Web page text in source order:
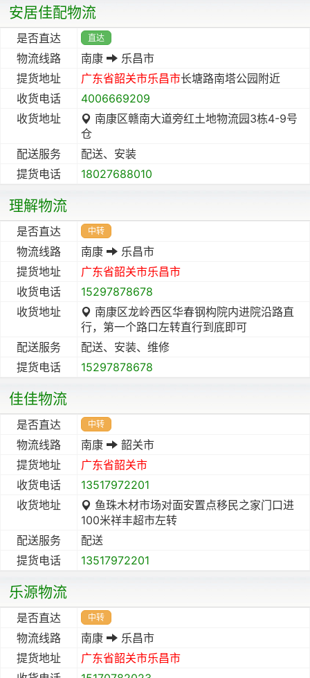
安居佳配物流
是否直达 直达
物流线路 南康
乐昌市
提货地址
广东省韶关市乐昌市长塘路南塔公园附近
收货电话
4006669209
收货地址
南康区赣南大道旁红土地物流园3栋4-9号
仓
配送服务
配送、安装
提货电话
18027688010
理解物流
是否直达 中转
物流线路 南康
乐昌市
提货地址
广东省韶关市乐昌市
收货电话
15297878678
收货地址
南康区龙岭西区华春钢构院内进院沿路直
行，第一个路口左转直行到底即可
配送服务
配送、安装、维修
提货电话
15297878678
佳佳物流
是否直达 中转
物流线路 南康
韶关市
提货地址
广东省韶关市
收货电话
13517972201
收货地址
鱼珠木材市场对面安置点移民之家门口进
100米祥丰超市左转
配送服务
配送
提货电话
13517972201
乐源物流
是否直达 中转
物流线路 南康
乐昌市
提货地址
广东省韶关市乐昌市